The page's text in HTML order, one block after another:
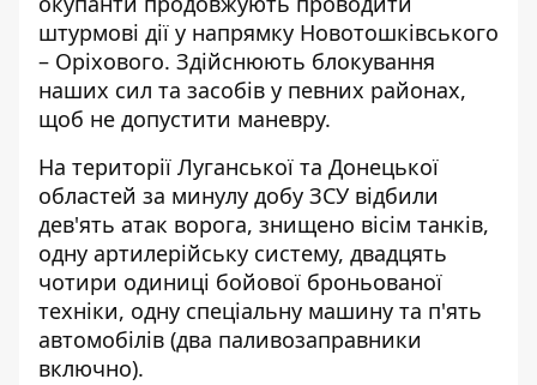
штурмові дії у напрямку Новотошківського
– Оріхового. Здійснюють блокування
наших сил та засобів у певних районах,
щоб не допустити маневру.
На території Луганської та Донецької
областей за минулу добу ЗСУ відбили
дев'ять атак ворога, знищено вісім танків,
одну артилерійську систему, двадцять
чотири одиниці бойової броньованої
техніки, одну спеціальну машину та п'ять
автомобілів (два паливозаправники
включно).